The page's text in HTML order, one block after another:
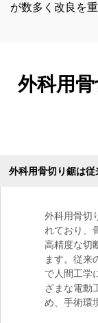
が数多く改良を
外科用
外科用骨切り鋸は
外科用骨切
れており、
高精度な切
ます。従来
で人間工学
ざまな電動
め、手術環